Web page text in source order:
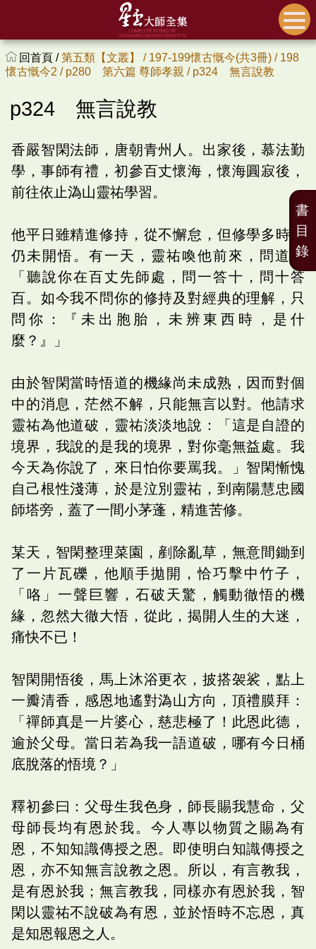
回首頁 /第五類【文叢】 / 197-199懷古慨今(共3冊) / 198
懷古慨今2 / p280 第六篇 尊師孝親 / p324 無言說教
p324 無言說教
香嚴智閑法師，唐朝青州人。出家後，慕法勤
學，事師有禮，初參百丈懷海，懷海圓寂後，
前往依止溈山靈祐學習。
他平日雖精進修持，從不懈怠，但修學多時，
仍未開悟。有一天，靈祐喚他前來，問道：
「聽說你在百丈先師處，問一答十，問十答
百。如今我不問你的修持及對經典的理解，只
問你：『未出胞胎，未辨東西時，是什
麼？』」
由於智閑當時悟道的機緣尚未成熟，因而對個
中的消息，茫然不解，只能無言以對。他請求
靈祐為他道破，靈祐淡淡地說：「這是自證的
境界，我說的是我的境界，對你毫無益處。我
今天為你說了，來日怕你要罵我。」智閑慚愧
自己根性淺薄，於是泣別靈祐，到南陽慧忠國
師塔旁，蓋了一間小茅蓬，精進苦修。
某天，智閑整理菜園，剷除亂草，無意間鋤到
了一片瓦礫，他順手拋開，恰巧擊中竹子，
「咯」一聲巨響，石破天驚，觸動徹悟的機
緣，忽然大徹大悟，從此，揭開人生的大迷，
痛快不已！
智閑開悟後，馬上沐浴更衣，披搭袈裟，點上
一瓣清香，感恩地遙對溈山方向，頂禮膜拜：
「禪師真是一片婆心，慈悲極了！此恩此德，
逾於父母。當日若為我一語道破，哪有今日桶
底脫落的悟境？」
釋初參曰：父母生我色身，師長賜我慧命，父
母師長均有恩於我。今人專以物質之賜為有
恩，不知知識傳授之恩。即使明白知識傳授之
恩，亦不知無言說教之恩。所以，有言教我，
是有恩於我；無言教我，同樣亦有恩於我，智
閑以靈祐不說破為有恩，並於悟時不忘恩，真
是知恩報恩之人。
書
目
錄